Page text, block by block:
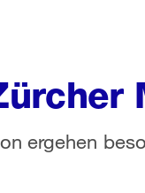
ergehen